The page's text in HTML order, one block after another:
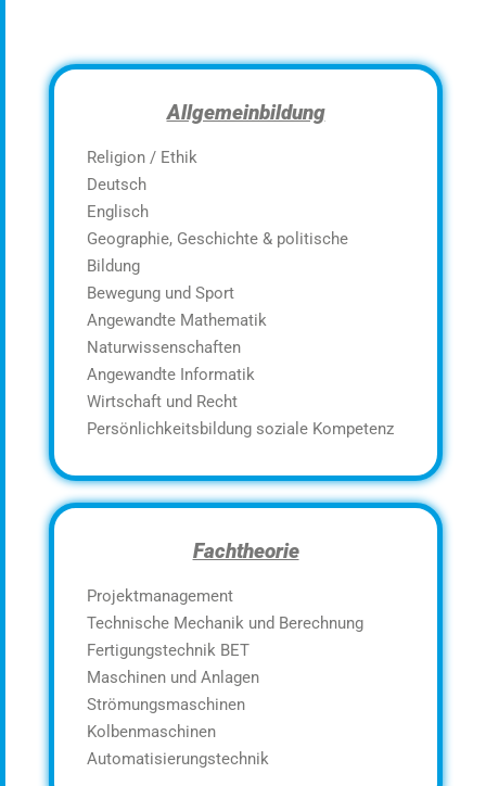
Allgemeinbildung
Religion / Ethik
Deutsch
Englisch
Geographie, Geschichte & politische
Bildung
Bewegung und Sport
Angewandte Mathematik
Naturwissenschaften
Angewandte Informatik
Wirtschaft und Recht
Persönlichkeitsbildung soziale Kompetenz
Fachtheorie
Projektmanagement
Technische Mechanik und Berechnung
Fertigungstechnik BET
Maschinen und Anlagen
Strömungsmaschinen
Kolbenmaschinen
Automatisierungstechnik